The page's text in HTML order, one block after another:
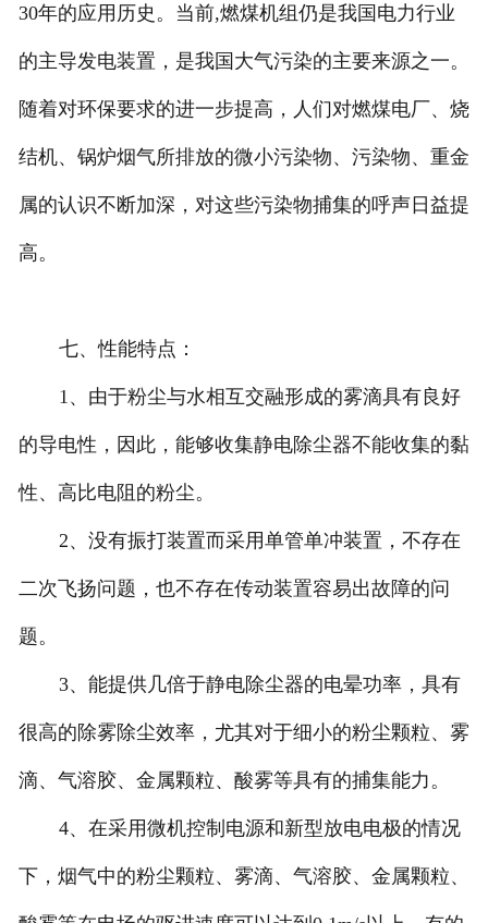
30年的应用历史。当前,燃煤机组仍是我国电力行业
的主导发电装置，是我国大气污染的主要来源之一。
随着对环保要求的进一步提高，人们对燃煤电厂、烧
结机、锅炉烟气所排放的微小污染物、污染物、重金
属的认识不断加深，对这些污染物捕集的呼声日益提
高。
七、性能特点：
1、由于粉尘与水相互交融形成的雾滴具有良好
的导电性，因此，能够收集静电除尘器不能收集的黏
性、高比电阻的粉尘。
2、没有振打装置而采用单管单冲装置，不存在
二次飞扬问题，也不存在传动装置容易出故障的问
题。
3、能提供几倍于静电除尘器的电晕功率，具有
很高的除雾除尘效率，尤其对于细小的粉尘颗粒、雾
滴、气溶胶、金属颗粒、酸雾等具有的捕集能力。
4、在采用微机控制电源和新型放电电极的情况
下，烟气中的粉尘颗粒、雾滴、气溶胶、金属颗粒、